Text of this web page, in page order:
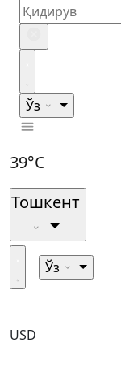
Ўз
39°C
Тошкент
Ўз
USD